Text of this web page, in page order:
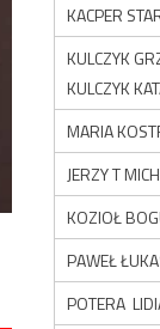
KACPER
KULCZYK
KULCZYK
MARIA
JERZY T
KOZIOŁ
PAWEŁ
POTERA